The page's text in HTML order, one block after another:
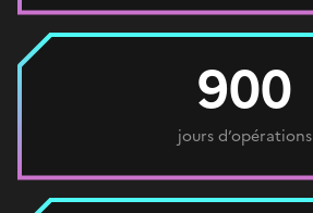
900
jours d’opérations